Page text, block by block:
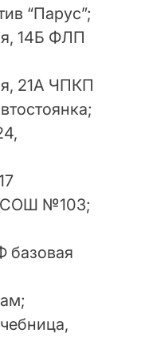
“Парус”;
14Б ФЛП
21А ЧПКП
СОШ №103;
базовая